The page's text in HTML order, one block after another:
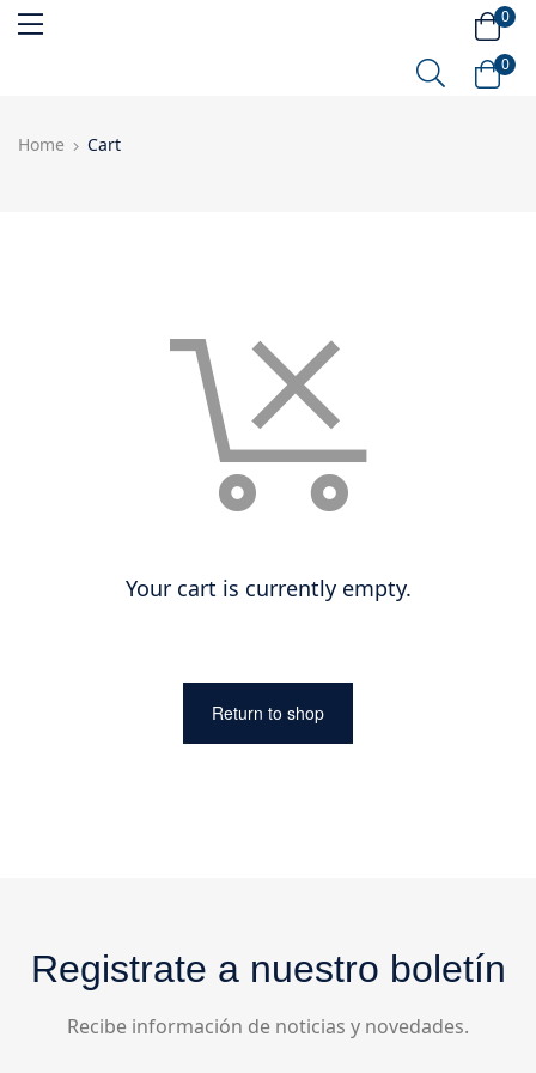
0
0
Home Cart
Your cart is currently empty.
Return to shop
Registrate a nuestro boletín
Recibe información de noticias y novedades.